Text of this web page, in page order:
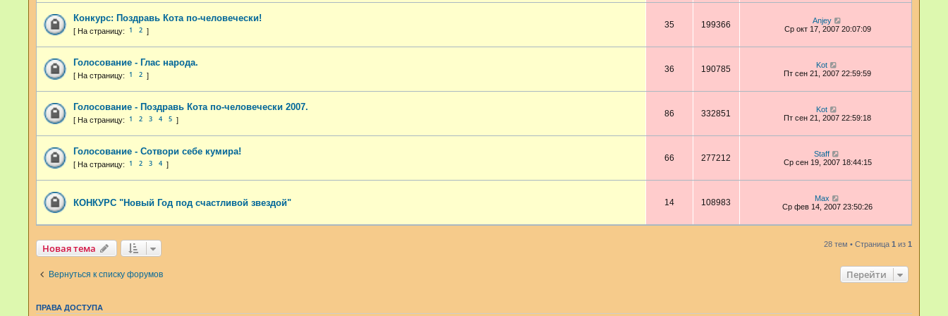
Конкурс: Поздравь Кота по-человечески!
1 2
35 199366
Anjey
Ср окт 17, 2007 20:07:09
Голосование - Глас народа.
1 2
36 190785
Kot
Пт сен 21, 2007 22:59:59
Голосование - Поздравь Кота по-человечески 2007.
1 2 3 4 5
86 332851
Kot
Пт сен 21, 2007 22:59:18
Голосование - Сотвори себе кумира!
1 2 3 4
66 277212
Staff
Ср сен 19, 2007 18:44:15
КОНКУРС "Новый Год под счастливой звездой" 14 108983
Max
Ср фев 14, 2007 23:50:26
Новая тема 28 тем • Страница 1 из 1
Вернуться к списку форумов Перейти
ПРАВА ДОСТУПА